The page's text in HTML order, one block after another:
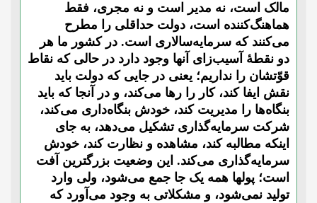
مالک است، نه مدیر است و نه مجری، فقط
هماهنگ‌کننده است، دولت حداقلی را مطرح
می‌کنند که سرمایه‌سالاری است. در کشور ما هر
دو نقطۀ آسیب‌زای آنها وجود دارد در حالی که نقاط
قوّتشان را نداریم؛ یعنی در جایی که دولت باید
نقش ایفا کند، کار را رها می‌کند، و در آنجا که باید
بنگاه‌ها را مدیریت کند، خودش بنگاه‌داری می‌کند،
شرکت سرمایه‌گذاری تشکیل می‌دهد، به جای
اینکه مطالبه کند، مشاهده و نظارت کند، خودش
سرمایه‌گذاری می‌کند. این وضعیت بزرگترین آفت
است؛ پولها همه یک جا جمع می‌شود، ولی وارد
تولید نمی‌شود، و مشکلاتی به وجود می‌آورد که